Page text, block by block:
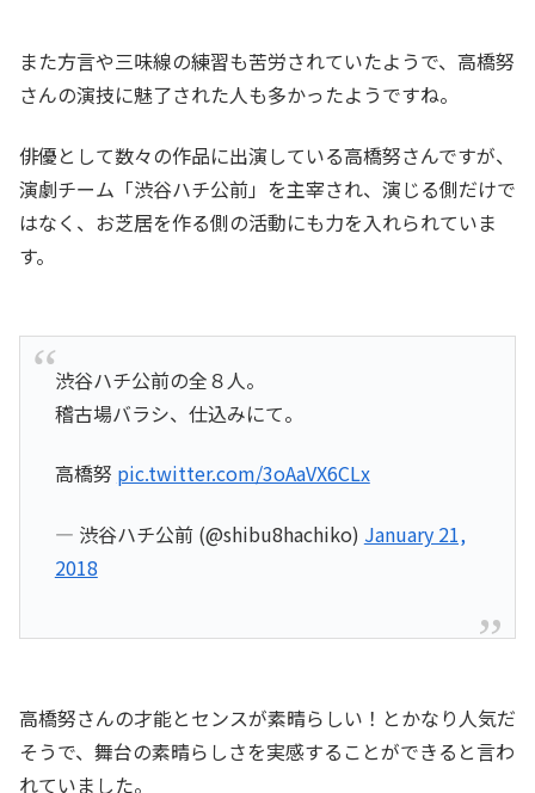
また方言や三味線の練習も苦労されていたようで、高橋努
さんの演技に魅了された人も多かったようですね。
俳優として数々の作品に出演している高橋努さんですが、
演劇チーム「渋谷ハチ公前」を主宰され、演じる側だけで
はなく、お芝居を作る側の活動にも力を入れられていま
す。
渋谷ハチ公前の全８人。
稽古場バラシ、仕込みにて。
高橋努 pic.twitter.com/3oAaVX6CLx
— 渋谷ハチ公前 (@shibu8hachiko) January 21,
2018
高橋努さんの才能とセンスが素晴らしい！とかなり人気だ
そうで、舞台の素晴らしさを実感することができると言わ
れていました。